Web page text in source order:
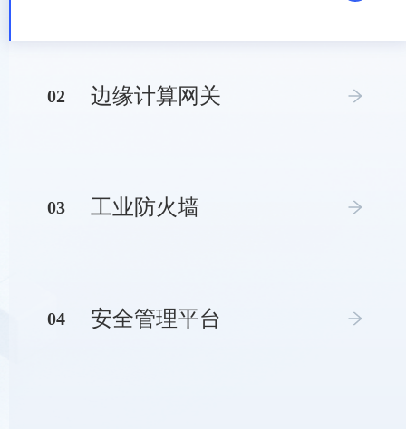
02 边缘计算网关
03 工业防火墙
04 安全管理平台